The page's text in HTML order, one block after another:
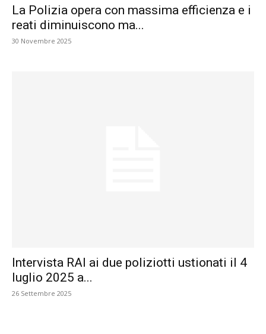
La Polizia opera con massima efficienza e i
reati diminuiscono ma...
30 Novembre 2025
Intervista RAI ai due poliziotti ustionati il 4
luglio 2025 a...
26 Settembre 2025